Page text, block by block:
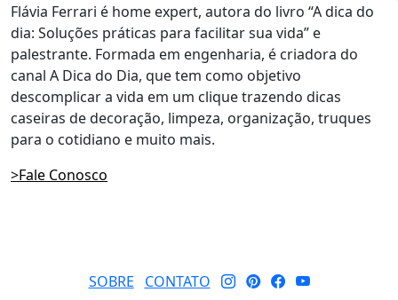
Flávia Ferrari é home expert, autora do livro “A dica do
dia: Soluções práticas para facilitar sua vida” e
palestrante. Formada em engenharia, é criadora do
canal A Dica do Dia, que tem como objetivo
descomplicar a vida em um clique trazendo dicas
caseiras de decoração, limpeza, organização, truques
para o cotidiano e muito mais.
>Fale Conosco
SOBRE
CONTATO